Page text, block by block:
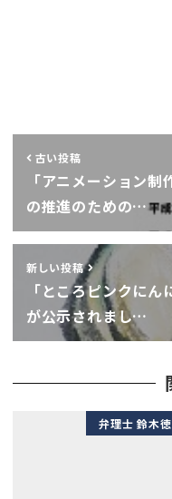
古い投稿
「アニメーション
の推進のための…
新しい投稿
「ところピンクに
が公示されまし…
弁理士 鈴木